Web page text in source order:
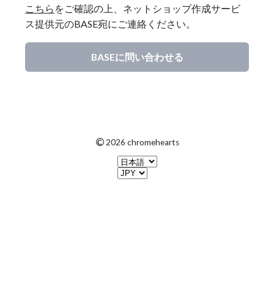
こちら をご確認の上、ネットショップ作成サービ
ス提供元のBASE宛にご連絡ください。
BASEに問い合わせる
© 2026 chromehearts